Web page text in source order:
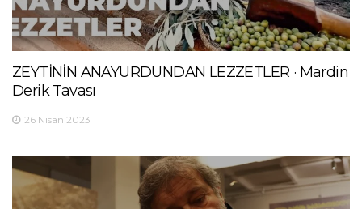
ZEYTİNİN ANAYURDUNDAN LEZZETLER · Mardin
Derik Tavası
26 Nisan 2023